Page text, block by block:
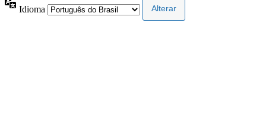
Idioma